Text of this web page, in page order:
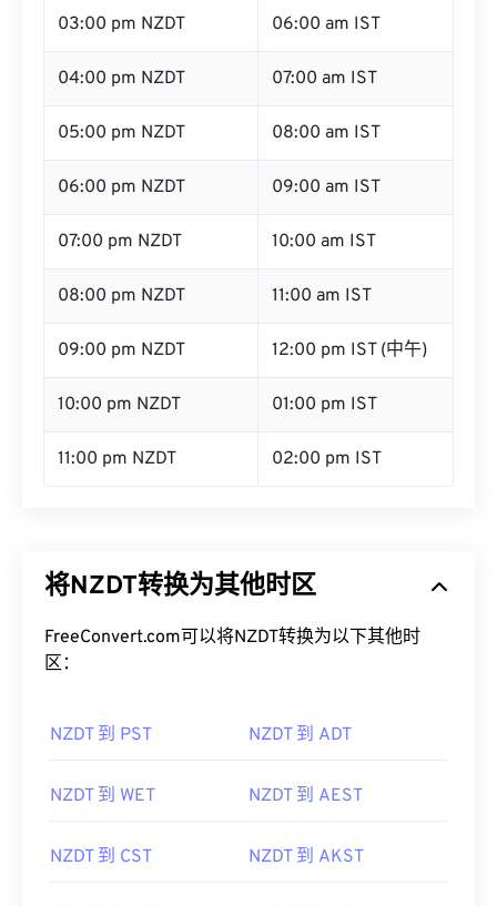
03:00 pm NZDT 06:00 am IST
04:00 pm NZDT 07:00 am IST
05:00 pm NZDT 08:00 am IST
06:00 pm NZDT 09:00 am IST
07:00 pm NZDT 10:00 am IST
08:00 pm NZDT 11:00 am IST
09:00 pm NZDT 12:00 pm IST (中午)
10:00 pm NZDT 01:00 pm IST
11:00 pm NZDT 02:00 pm IST
将NZDT转换为其他时区
FreeConvert.com可以将NZDT转换为以下其他时
区：
NZDT 到 PST NZDT 到 ADT
NZDT 到 WET NZDT 到 AEST
NZDT 到 CST NZDT 到 AKST